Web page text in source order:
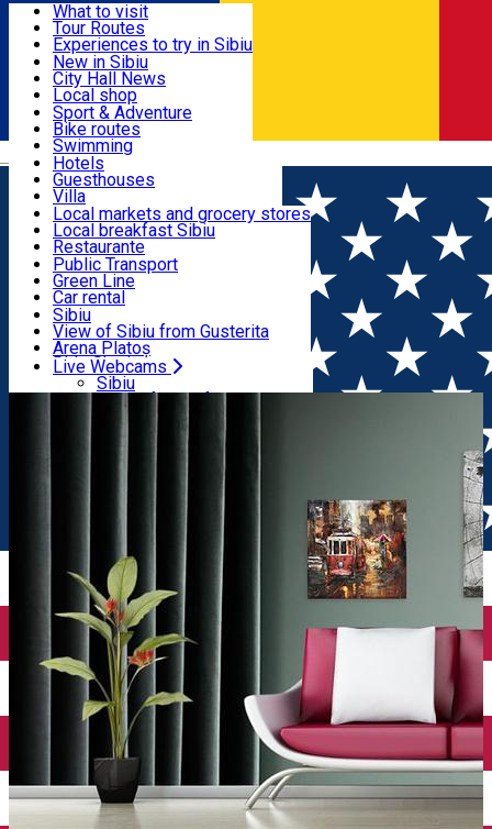
Română
Useful info
Activities & Adventure
Accommodation
Food, Drinks & Nightlife
Transport & Parking
Live Webcams
What to visit
Tour Routes
Experiences to try in Sibiu
Podcast
Culture
Museums
Churches
Parks, Zoo
County of Sibiu
New in Sibiu
City Hall News
Local shop
Sibiu artisans
Sibiul Verde
Public services
Education
How do I get to Sibiu
Tourist Info
Tour Guides
Guided tours
Publicații locale
Beauty salons
Sport & Adventure
Bike routes
Swimming
Riding
Indoor activities
Loc de joacă indoor
Loc de joacă outdoor
Ski
Ice skating
Yoga
Hotels
Guesthouses
Villa
Hostels
Motel
Camping
Renting rooms
Rooms for rent
Accommodation outside Sibiu
Local markets and grocery stores
Local breakfast Sibiu
Restaurante
Pizza
Fast Food
Coffee
Sweets
Pub, Bar
Night clubs
Bakeries
Public Transport
Green Line
Car rental
Rent a bike
Scooter rentals
Taxi
Ride Sharing
Parking tickets
Parking places
Electric vehicle charging points
Sibiu
View of Sibiu from Gusterita
Arena Platoș
Live Webcams
Sibiu
View of Sibiu from Gusterita
Arena Platoș
Home Local brand Joyard - Boutique of Joy